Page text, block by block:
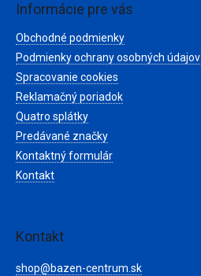
Informácie pre vás
Obchodné podmienky
Podmienky ochrany osobných údajov
Spracovanie cookies
Reklamačný poriadok
Quatro splátky
Predávané značky
Kontaktný formulár
Kontakt
Kontakt
shop@bazen-centrum.sk